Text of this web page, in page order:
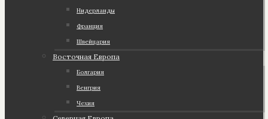
Нидерланды
Франция
Швейцария
Восточная Европа
Болгария
Венгрия
Чехия